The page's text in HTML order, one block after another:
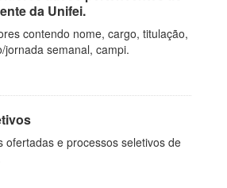
da Unifei.
contendo nome, cargo, titulação,
jornada semanal, campi.
ofertadas e processos seletivos de